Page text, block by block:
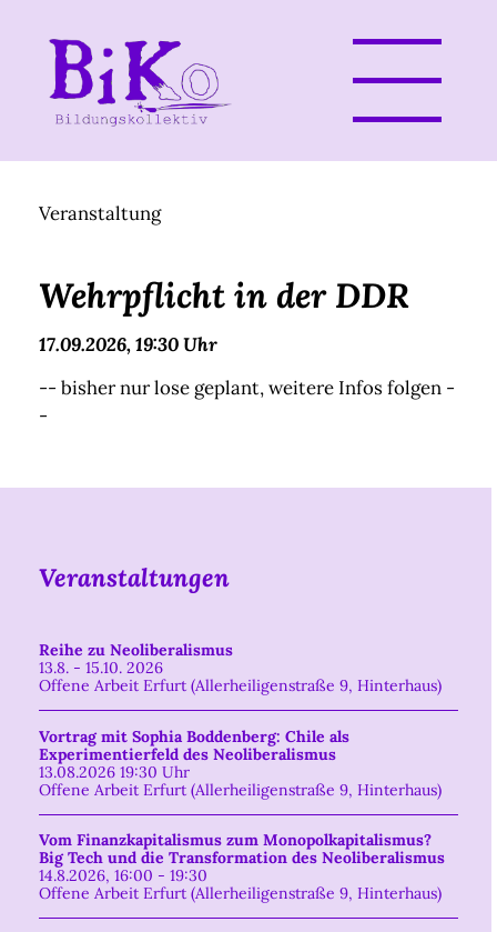
Veranstaltung
Wehrpflicht in der DDR
17.09.2026, 19:30 Uhr
-- bisher nur lose geplant, weitere Infos folgen -
-
Veranstaltungen
Reihe zu Neoliberalismus
13.8. - 15.10. 2026
Offene Arbeit Erfurt (Allerheiligenstraße 9, Hinterhaus)
Vortrag mit Sophia Boddenberg: Chile als
Experimentierfeld des Neoliberalismus
13.08.2026 19:30 Uhr
Offene Arbeit Erfurt (Allerheiligenstraße 9, Hinterhaus)
Vom Finanzkapitalismus zum Monopolkapitalismus?
Big Tech und die Transformation des Neoliberalismus
14.8.2026, 16:00 - 19:30
Offene Arbeit Erfurt (Allerheiligenstraße 9, Hinterhaus)